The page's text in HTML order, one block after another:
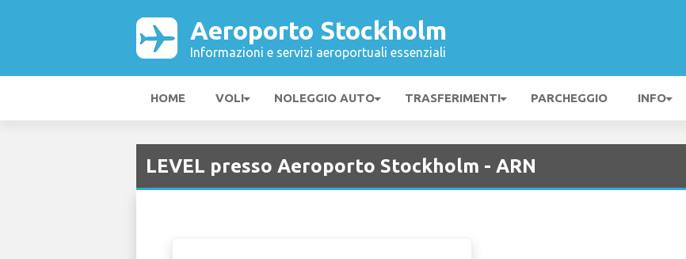
Aeroporto Stockholm
Informazioni e servizi aeroportuali essenziali
HOME VOLI NOLEGGIO AUTO TRASFERIMENTI PARCHEGGIO INFO
LEVEL presso Aeroporto Stockholm - ARN